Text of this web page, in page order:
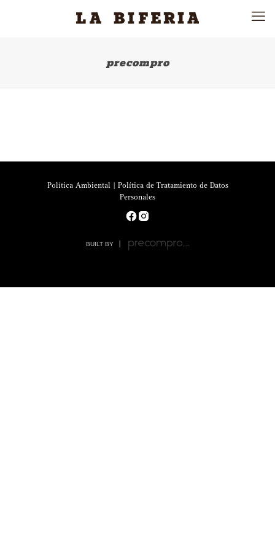
precompro
Política Ambiental
Política de Tratamiento de Datos
Personales
BUILT BY|